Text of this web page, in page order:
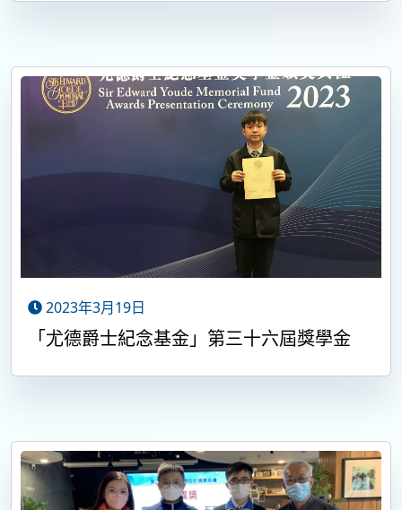
2023年3月19日
「尤德爵士紀念基金」第三十六屆獎學金